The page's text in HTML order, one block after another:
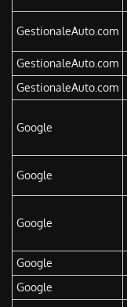
GestionaleAuto.com
GestionaleAuto.com
GestionaleAuto.com
Google
Google
Google
Google
Google